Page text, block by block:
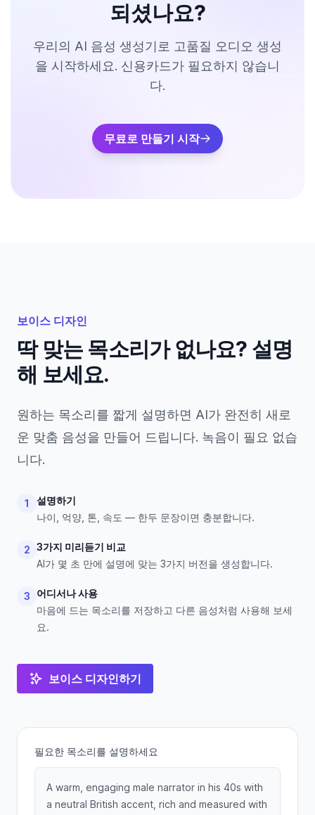
되셨나요?
우리의 AI 음성 생성기로 고품질 오디오 생성
을 시작하세요. 신용카드가 필요하지 않습니
다.
무료로 만들기 시작
보이스 디자인
딱 맞는 목소리가 없나요? 설명
해 보세요.
원하는 목소리를 짧게 설명하면 AI가 완전히 새로
운 맞춤 음성을 만들어 드립니다. 녹음이 필요 없습
니다.
1
설명하기
나이, 억양, 톤, 속도 — 한두 문장이면 충분합니다.
2 3가지 미리듣기 비교
AI가 몇 초 만에 설명에 맞는 3가지 버전을 생성합니다.
3
어디서나 사용
마음에 드는 목소리를 저장하고 다른 음성처럼 사용해 보세
요.
보이스 디자인하기
필요한 목소리를 설명하세요
A warm, engaging male narrator in his 40s with
a neutral British accent, rich and measured with